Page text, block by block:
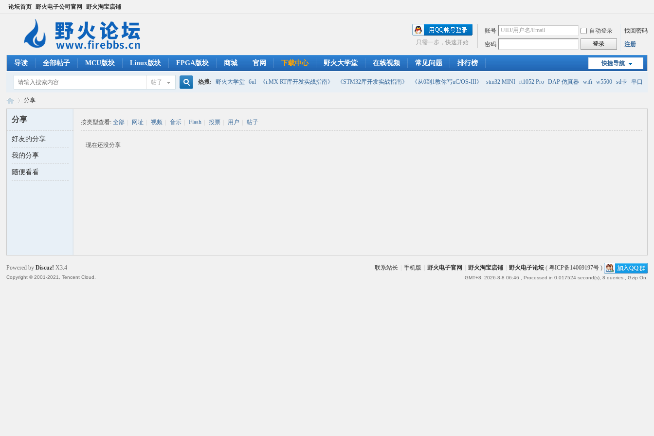
论坛首页 野火电子公司官网 野火淘宝店铺
账号 自动登录
找回密码
密码
登录 注册
只需一步，快速开始
快捷导航
导读 全部帖子 MCU版块 Linux版块 FPGA版块 商城 官网 下载中心 野火大学堂 在线视频 常见问题 排行榜
帖子 热搜: 野火大学堂 6ul 《i.MX RT库开发实战指南》 《STM32库开发实战指南》 《从0到1教你写uC/OS-III》 stm32 MINI rt1052 Pro DAP 仿真器 wifi w5500 sd卡 串口
野 ›
分享
分享
好友的分享
我的分享
随便看看
按类型查看:全部 网址 视频 音乐 Flash 投票 用户 帖子
现在还没分享
联系站长 手机版 野火电子官网 野火淘宝店铺 野火电子论坛( 粤ICP备14069197号)
GMT+8, 2026-8-8 06:46 , Processed in 0.017524 second(s), 8 queries , Gzip On.
Powered byDiscuz! X3.4
Copyright © 2001-2021, Tencent Cloud.